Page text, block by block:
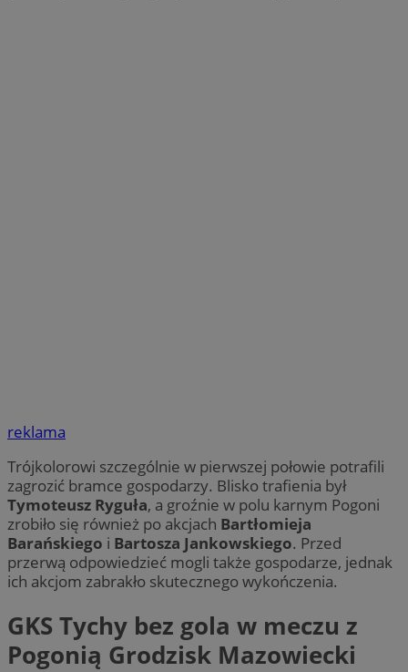
reklama
Trójkolorowi szczególnie w pierwszej połowie potrafili
zagrozić bramce gospodarzy. Blisko trafienia był
Tymoteusz Ryguła, a groźnie w polu karnym Pogoni
zrobiło się również po akcjach Bartłomieja
Barańskiego i Bartosza Jankowskiego. Przed
przerwą odpowiedzieć mogli także gospodarze, jednak
ich akcjom zabrakło skutecznego wykończenia.
GKS Tychy bez gola w meczu z
Pogonią Grodzisk Mazowiecki